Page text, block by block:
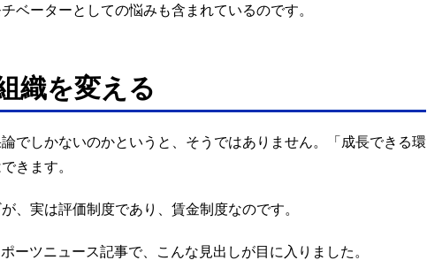
ベーターとしての悩みも含まれているのです。
織を変える
でしかないのかというと、そうではありません。「成長できる環
きます。
、実は評価制度であり、賃金制度なのです。
ーツニュース記事で、こんな見出しが目に入りました。